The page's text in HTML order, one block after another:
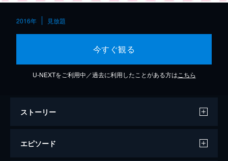
2016年 見放題
今すぐ観る
U-NEXTをご利用中／過去に利用したことがある方は こちら
ストーリー
エピソード